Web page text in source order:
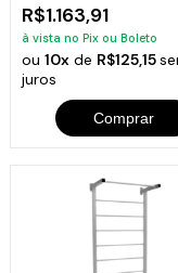
R$1.163,91
à vista no Pix ou Boleto
ou10x de R$125,15
juros
Comprar